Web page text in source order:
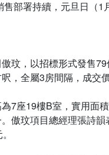
部署持續，元旦日（
玟，以招標形式發售
，全屬3房間隔，成交
7座19樓B室，實用面
傲玟項目總經理張詩